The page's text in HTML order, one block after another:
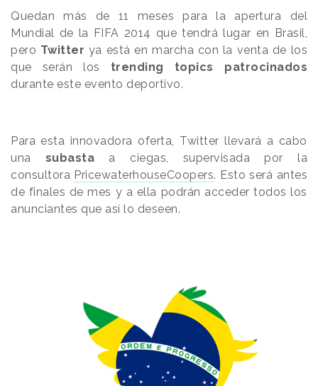
Quedan más de 11 meses para la apertura del
Mundial de la FIFA 2014 que tendrá lugar en Brasil,
pero Twitter ya está en marcha con la venta de los
que serán los trending topics patrocinados
durante este evento deportivo.
Para esta innovadora oferta, Twitter llevará a cabo
una subasta a ciegas, supervisada por la
consultora PricewaterhouseCoopers. Esto será antes
de finales de mes y a ella podrán acceder todos los
anunciantes que así lo deseen.